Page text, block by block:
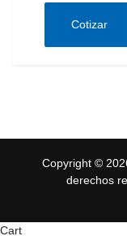
deCotizar
Copyright ©
derechos
Cart